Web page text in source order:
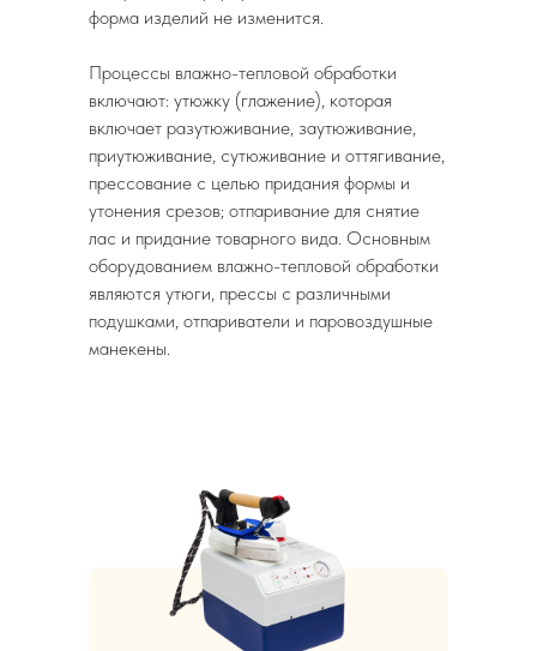
форма изделий не изменится.
Процессы влажно-тепловой обработки
включают: утюжку (глажение), которая
включает разутюживание, заутюживание,
приутюживание, сутюживание и оттягивание,
прессование с целью придания формы и
утонения срезов; отпаривание для снятие
лас и придание товарного вида. Основным
оборудованием влажно-тепловой обработки
являются утюги, прессы с различными
подушками, отпариватели и паровоздушные
манекены.